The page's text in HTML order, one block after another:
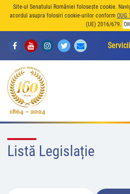
Site-ul Senatului României folosește cookie.
acordul asupra folosiri cookie-urilor conform OUG
(UE) 2016/679. OK
Listă Legislație